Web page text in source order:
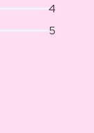
4
5